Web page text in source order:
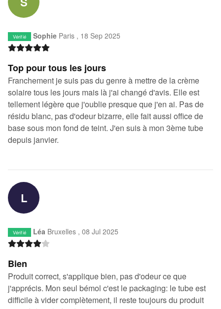
Vérifié SophieParis , 18 Sep 2025
Top pour tous les jours
Franchement je suis pas du genre à mettre de la crème
solaire tous les jours mais là j'ai changé d'avis. Elle est
tellement légère que j'oublie presque que j'en ai. Pas de
résidu blanc, pas d'odeur bizarre, elle fait aussi office de
base sous mon fond de teint. J'en suis à mon 3ème tube
depuis janvier.
L
Vérifié Léa Bruxelles , 08 Jul 2025
Bien
Produit correct, s'applique bien, pas d'odeur ce que
j'apprécis. Mon seul bémol c'est le packaging: le tube est
difficile à vider complètement, il reste toujours du produit